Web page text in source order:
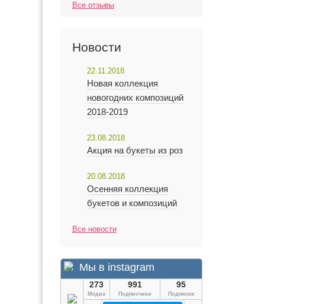
Все отзывы
Новости
22.11.2018
Новая коллекция
новогодних композиций
2018-2019
23.08.2018
Акция на букеты из роз
20.08.2018
Осенняя коллекция
букетов и композиций
Все новости
Мы в instagram
273
Медиа
991
Подписчики
95
Подписки